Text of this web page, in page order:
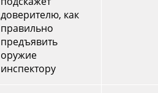
доверителю, как
правильно
предъявить
оружие
инспектору